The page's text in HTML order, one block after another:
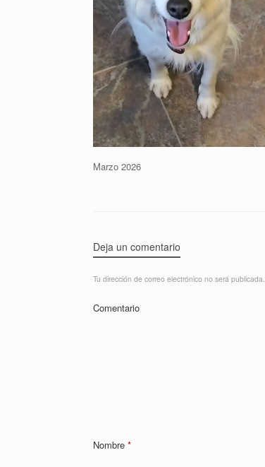
Marzo 2026
Deja un comentario
Tu dirección de correo electrónico no será publicada.
Comentario
Nombre *